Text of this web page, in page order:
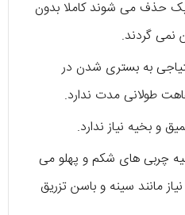
حذف می شوند کاملا بدون
نمی گردند.
به بستری شدن در
طولانی مدت ندارد.
و بخیه نیاز ندارد.
چربی های شکم و پهلو می
مانند سینه و باسن تزریق